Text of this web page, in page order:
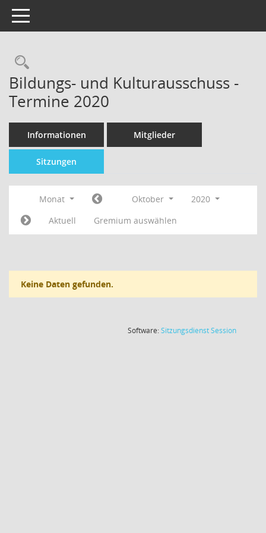
Toggle navigation
Bildungs- und Kulturausschuss -
Termine 2020
Informationen Mitglieder
Sitzungen
Monat Oktober
2020
Aktuell
Gremium auswählen
Keine Daten gefunden.
Software:SitzungsdienstSession(Wird in